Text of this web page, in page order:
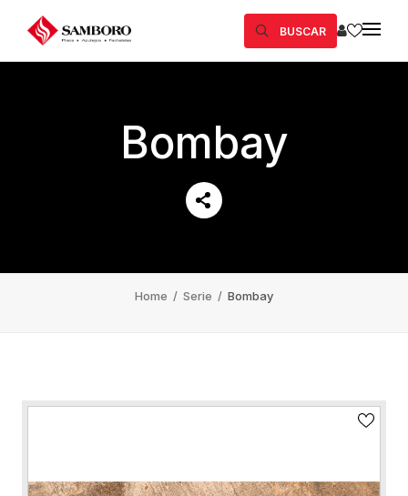
BUSCAR
Bombay
Home / Serie / Bombay